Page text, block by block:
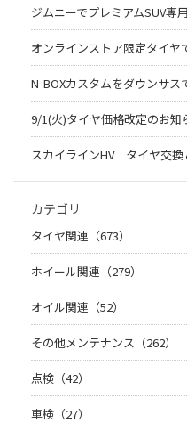
ジムニーでプレミアムSUV専
オンラインストア限定タイヤ
N-BOXカスタムをダウンサス
9/1(火)タイヤ価格改定のお知
スカイラインHV タイヤ交換
カテゴリ
タイヤ関連（673）
ホイール関連（279）
オイル関連（52）
その他メンテナンス（262）
点検（42）
車検（27）